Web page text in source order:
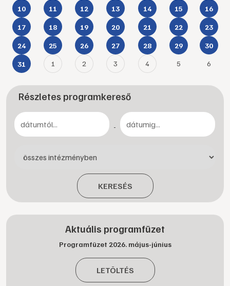
10 11 12 13 14 15 16
17 18 19 20 21 22 23
24 25 26 27 28 29 30
31 1 2 3 4 5 6
Részletes programkereső
-
KERESÉS
Aktuális programfüzet
Programfüzet 2026. május-június
LETÖLTÉS